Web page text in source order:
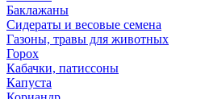
Баклажаны
Сидераты и весовые семена
Газоны, травы для животных
Горох
Кабачки, патиссоны
Капуста